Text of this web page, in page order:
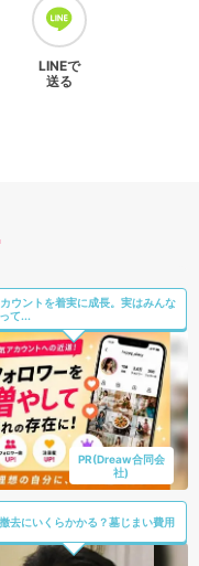
LINEで
送る
ウントを着実に成長。実はみんな
て...
PR(Dreaw合同会
社)
去にいくらかかる？墓じまい費用